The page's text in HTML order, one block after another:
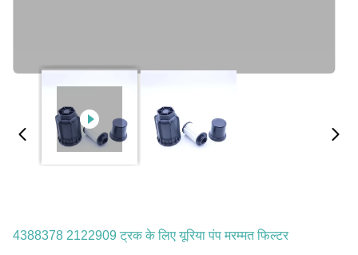
4388378 2122909 ट्रक के लिए यूरिया पंप मरम्मत फिल्टर